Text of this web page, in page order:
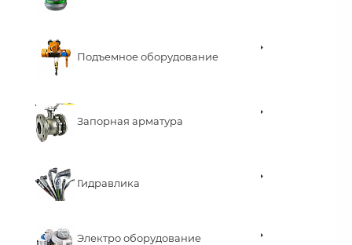
Подъемное оборудование
Запорная арматура
Гидравлика
Электро оборудование